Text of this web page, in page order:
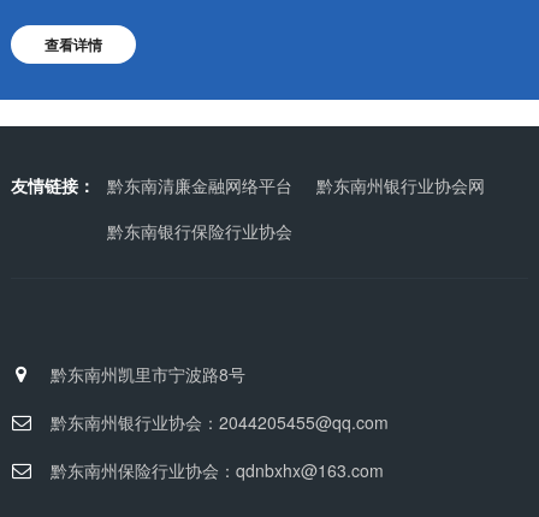
查看详情
友情链接： 黔东南清廉金融网络平台
黔东南州银行业协会网
黔东南银行保险行业协会
黔东南州凯里市宁波路8号
黔东南州银行业协会：2044205455@qq.com
黔东南州保险行业协会：qdnbxhx@163.com